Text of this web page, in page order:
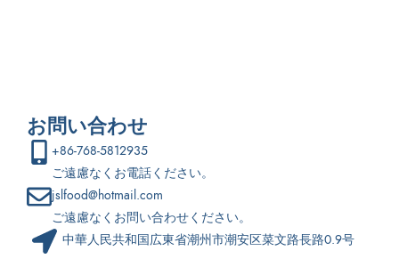
お問い合わせ
+86-768-5812935
ご遠慮なくお電話ください。
jslfood@hotmail.com
ご遠慮なくお問い合わせください。
中華人民共和国広東省潮州市潮安区菜文路長路0.9号